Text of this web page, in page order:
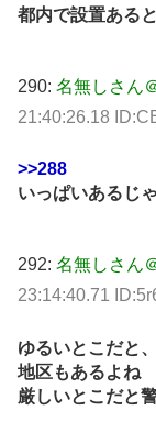
都内で設置ある
290: 名無しさん
21:40:26.18
>>288
いっぱいあるじ
292: 名無しさん
23:14:40.71
ゆるいとこだと
地区もあるよね
厳しいとこだと